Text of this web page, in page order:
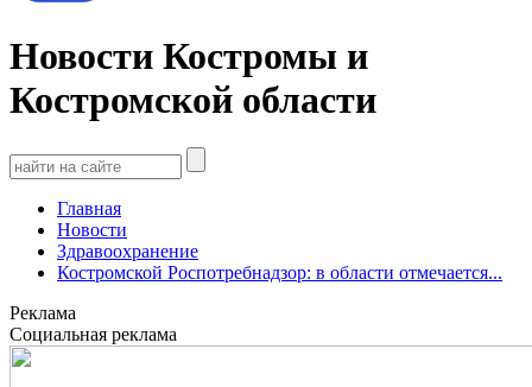
Новости Костромы и
Костромской области
Главная
Новости
Здравоохранение
Костромской Роспотребнадзор: в области отмечается...
Реклама
Социальная реклама